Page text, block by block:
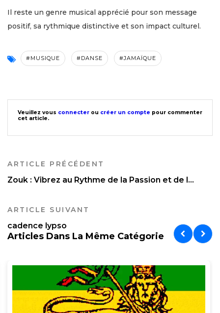
Il reste un genre musical apprécié pour son message
positif, sa rythmique distinctive et son impact culturel.
#MUSIQUE #DANSE #JAMAÏQUE
Veuillez vous connecter ou créer un compte pour commenter
cet article.
ARTICLE PRÉCÉDENT
Zouk : Vibrez au Rythme de la Passion et de l...
ARTICLE SUIVANT
cadence lypso
Articles Dans La Même Catégorie